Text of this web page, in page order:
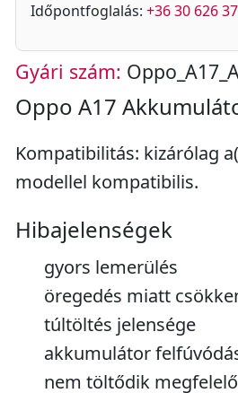
Időpontfoglalás: +36 30 626
Gyári szám:
Oppo A17
Kompatibilitás: kizárólag
modellel kompatibilis.
Hibajelenségek
gyors lemerülés
öregedés miatt
túltöltés jelensége
akkumulátor
nem töltődik